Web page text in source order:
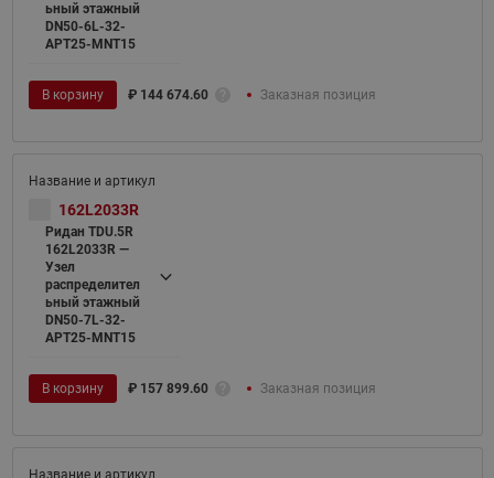
ьный этажный
DN50-6L-32-
APT25-MNT15
В корзину ₽ 144 674.60 Заказная позиция
162L2033R
Ридан TDU.5R
162L2033R —
Узел
распределител
ьный этажный
DN50-7L-32-
APT25-MNT15
В корзину ₽ 157 899.60 Заказная позиция